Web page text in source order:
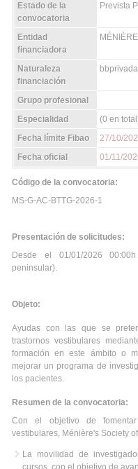
Estado de la
convocatoria
Prevista
Entidad
financiadora
Naturaleza
financiación
bbprivada
Grupo profesional
Especialidad
(0 en
Fecha límite Fibao
27/10/
Fecha oficial
01/11/
Código de la convocatoria:
MS-G-AC-BTTG-2026-1
Presentación de solicitudes:
Desde el 01/01/2026
peninsular).
Objeto:
Ayudas con las que se
trastornos vestibulares
formación en este ámbito o
mejorar un programa de
los pacientes.
Resumen de la convocatoria:
Con el objetivo de
vestibulares, Ménière's Society
La movilidad de
cursos, con el objetivo de